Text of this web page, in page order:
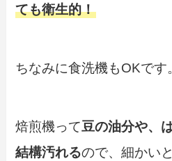
ても衛生的！
ちなみに食洗機もOKです
焙煎機って豆の油分や、
結構汚れるので、細かい